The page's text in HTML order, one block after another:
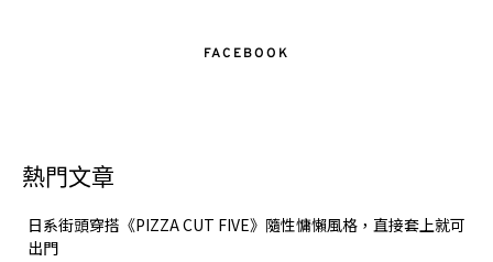
FACEBOOK
熱門文章
日系街頭穿搭《PIZZA CUT FIVE》隨性慵懶風格，直接套上就可
出門